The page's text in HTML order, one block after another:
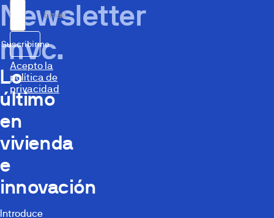
Newsletter
mvc.
Lo
último
en
vivienda
e
innovación
Introduce
Email
Suscribirme
Acepto la
política de
privacidad